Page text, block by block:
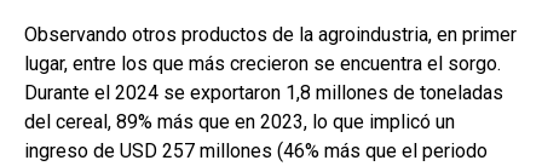
Observando otros productos de la agroindustria, en primer
lugar, entre los que más crecieron se encuentra el sorgo.
Durante el 2024 se exportaron 1,8 millones de toneladas
del cereal, 89% más que en 2023, lo que implicó un
ingreso de USD 257 millones (46% más que el periodo